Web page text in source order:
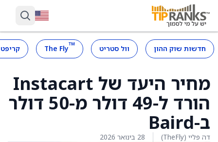
חדשות שוק ההון וול סטריט ™
The Fly
מחיר היעד של Instacart
הורד ל-49 דולר מ-50 דולר
ב-Baird
דה פליי (TheFly) 28 בינואר 2026